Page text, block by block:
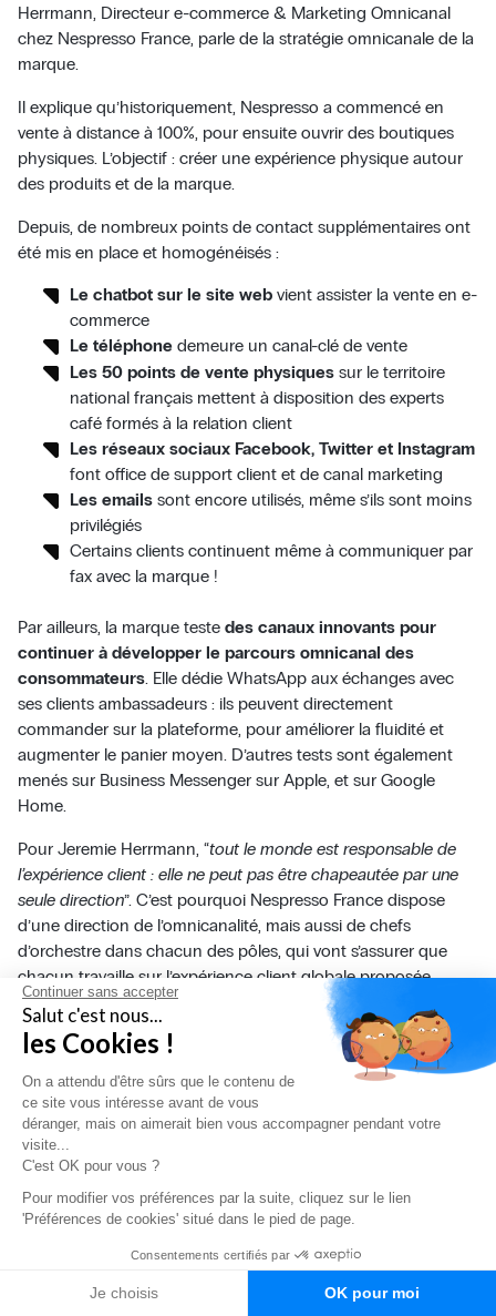
Herrmann, Directeur e-commerce & Marketing Omnicanal
chez Nespresso France, parle de la stratégie omnicanale de la
marque.
Il explique qu’historiquement, Nespresso a commencé en
vente à distance à 100%, pour ensuite ouvrir des boutiques
physiques. L’objectif : créer une expérience physique autour
des produits et de la marque.
Depuis, de nombreux points de contact supplémentaires ont
été mis en place et homogénéisés :
Le chatbot sur le site webvient assister la vente en e-
commerce
Le téléphone demeure un canal-clé de vente
Les 50 points de vente physiques sur le territoire
national français mettent à disposition des experts
café formés à la relation client
Les réseaux sociaux Facebook, Twitter et Instagram
font office de support client et de canal marketing
Les emails sont encore utilisés, même s’ils sont moins
privilégiés
Certains clients continuent même à communiquer par
fax avec la marque !
Par ailleurs, la marque teste des canaux innovants pour
continuer à développer le parcours omnicanal des
consommateurs. Elle dédie WhatsApp aux échanges avec
ses clients ambassadeurs : ils peuvent directement
commander sur la plateforme, pour améliorer la fluidité et
augmenter le panier moyen. D’autres tests sont également
menés sur Business Messenger sur Apple, et sur Google
Home.
Pour Jeremie Herrmann, “tout le monde est responsable de
l’expérience client : elle ne peut pas être chapeautée par une
seule direction”. C’est pourquoi Nespresso France dispose
d’une direction de l’omnicanalité, mais aussi de chefs
d’orchestre dans chacun des pôles, qui vont s’assurer que
chacun travaille sur l’expérience client globale proposée.
Enfin,l’entreprise a mis en place d’une base de données
omnicanale unifiée , pour pouvoir reconnaître chaque
interlocuteur et lui prodiguer un accompagnement client
personnalisé.
Décathlon : des experts
passionnés rassemblés en un
seul CRC
Centre de Relation Client (CRC) de Décathlon, à Villeneuve
Continuer sans accepter
Salut c'est nous...
les Cookies !
On a attendu d'être sûrs que le contenu de
ce site vous intéresse avant de vous
déranger, mais on aimerait bien vous accompagner pendant votre
visite...
C'est OK pour vous ?
Pour modifier vos préférences par la suite, cliquez sur le lien
'Préférences de cookies' situé dans le pied de page.
Consentements certifiés par
Je choisis OK pour moi